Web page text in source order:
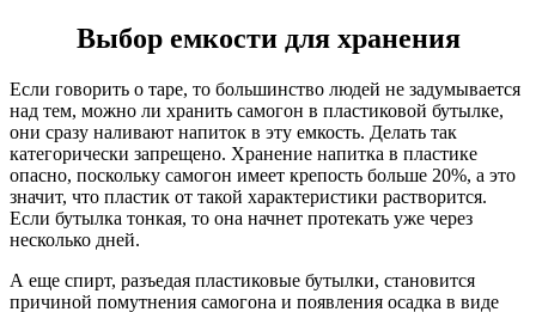
Выбор емкости для хранения
Если говорить о таре, то большинство людей не задумывается
над тем, можно ли хранить самогон в пластиковой бутылке,
они сразу наливают напиток в эту емкость. Делать так
категорически запрещено. Хранение напитка в пластике
опасно, поскольку самогон имеет крепость больше 20%, а это
значит, что пластик от такой характеристики растворится.
Если бутылка тонкая, то она начнет протекать уже через
несколько дней.
А еще спирт, разъедая пластиковые бутылки, становится
причиной помутнения самогона и появления осадка в виде